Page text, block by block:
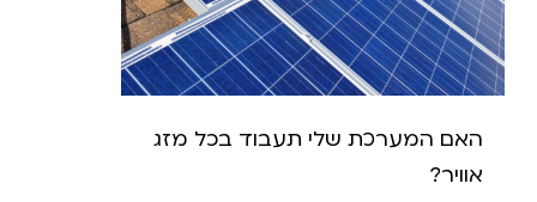
האם המערכת שלי תעבוד בכל מזג
אוויר?